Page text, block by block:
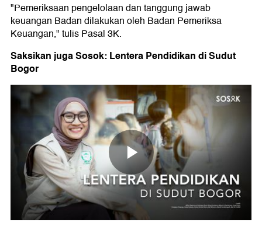
"Pemeriksaan pengelolaan dan tanggung jawab
keuangan Badan dilakukan oleh Badan Pemeriksa
Keuangan," tulis Pasal 3K.
Saksikan juga Sosok: Lentera Pendidikan di Sudut
Bogor